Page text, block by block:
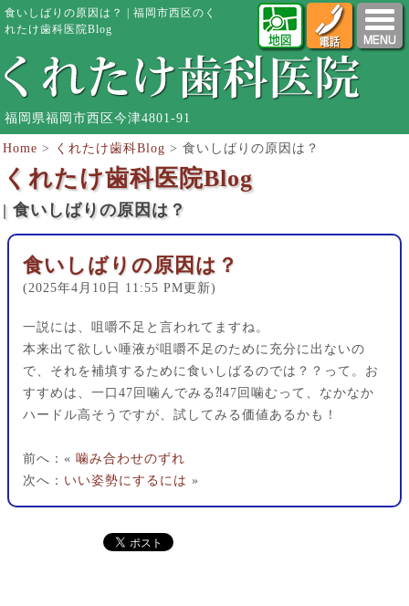
食いしばりの原因は？ | 福岡市西区のく
れたけ歯科医院Blog
福岡県福岡市西区今津4801-91
Home > くれたけ歯科Blog > 食いしばりの原因は？
くれたけ歯科医院Blog
| 食いしばりの原因は？
食いしばりの原因は？
(2025年4月10日 11:55 PM更新)
一説には、咀嚼不足と言われてますね。
本来出て欲しい唾液が咀嚼不足のために充分に出ないの
で、それを補填するために食いしばるのでは？？って。お
すすめは、一口47回噛んでみる⁈47回噛むって、なかなか
ハードル高そうですが、試してみる価値あるかも！
前へ：« 噛み合わせのずれ
次へ： いい姿勢にするには »